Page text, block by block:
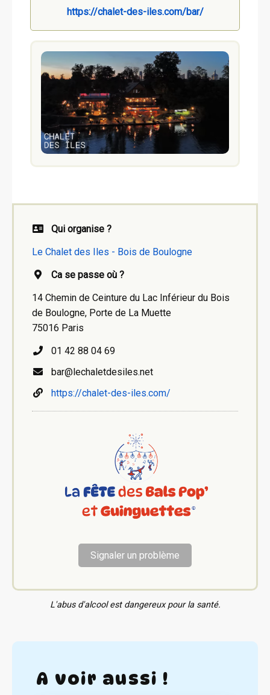
https://chalet-des-iles.com/bar/
Qui organise ?
Le Chalet des Iles - Bois de Boulogne
Ca se passe où ?
14 Chemin de Ceinture du Lac Inférieur du Bois
de Boulogne, Porte de La Muette
75016 Paris
01 42 88 04 69
bar@lechaletdesiles.net
https://chalet-des-iles.com/
Signaler un problème
L'abus d'alcool est dangereux pour la santé.
A voir aussi !